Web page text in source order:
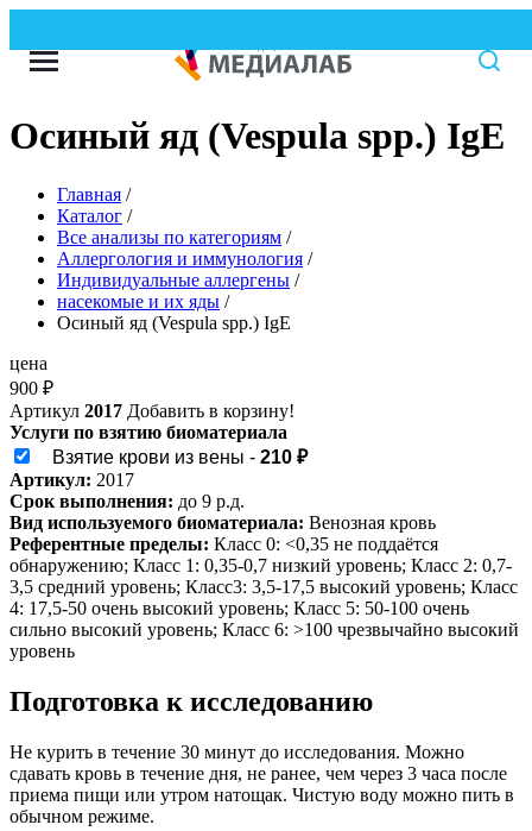
Осиный яд (Vespula spp.) IgE
Главная /
Каталог /
Все анализы по категориям /
Аллергология и иммунология /
Индивидуальные аллергены /
насекомые и их яды /
Осиный яд (Vespula spp.) IgE
цена
900 ₽
Артикул 2017 Добавить в корзину!
Услуги по взятию биоматериала
Взятие крови из вены - 210 ₽
Артикул: 2017
Срок выполнения: до 9 р.д.
Вид используемого биоматериала: Венозная кровь
Референтные пределы: Класс 0: <0,35 не поддаётся
обнаружению; Класс 1: 0,35-0,7 низкий уровень; Класс 2: 0,7-
3,5 средний уровень; Класс3: 3,5-17,5 высокий уровень; Класс
4: 17,5-50 очень высокий уровень; Класс 5: 50-100 очень
сильно высокий уровень; Класс 6: >100 чрезвычайно высокий
уровень
Подготовка к исследованию
Не курить в течение 30 минут до исследования. Можно
сдавать кровь в течение дня, не ранее, чем через 3 часа после
приема пищи или утром натощак. Чистую воду можно пить в
обычном режиме.